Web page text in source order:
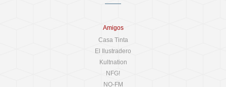
Amigos
Casa Tinta
El Ilustradero
Kultnation
NFG!
NO-FM